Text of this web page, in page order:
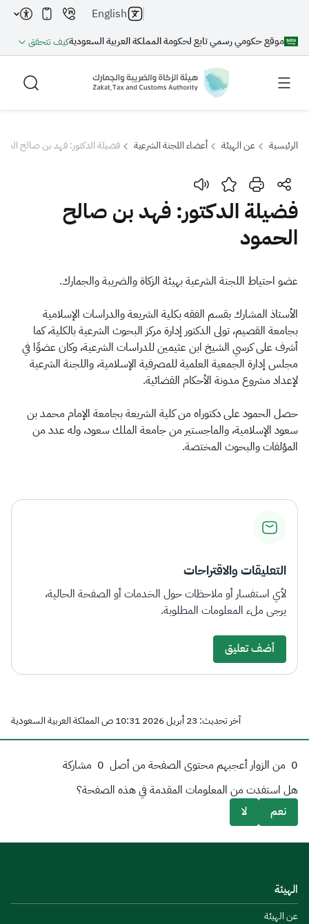
موقع حكومي رسمي تابع لحكومة المملكة العربية السعوديةكيف تتحقق
English
بحث
بحث
اقتراحات
الزكاة الجمارك
ضريبة القيمة المضافة
الإقرار الضريبي
التصرفات العقارية
الرئيسية عن الهيئة أعضاء اللجنة الشرعية فضيلة الدكتور: فهد بن صالح
فضيلة الدكتور: فهد بن صالح
الحمود
​​​​​​​عضو احتياط اللجنة الشرعية بهيئة الزكاة والضريبة والجمارك.​
الأستاذ المشارك بقسم الفقه بكلية الشريعة والدراسات الإسلامية
بجامعة القصيم، تولى الدكتور إدارة مركز البحوث الشرعية بالكلية، كما
أشرف على كرسي الشيخ ابن عثيمين للدراسات الشرعية، وكان عضوًا في
مجلس إدارة الجمعية العلمية للمصرفية الإسلامية، واللجنة الشرعية
لإعداد مشروع مدونة الأحكام القضائية.
حصل الحمود على دكتوراه من كلية الشريعة بجامعة الإمام محمد بن
سعود الإسلامية، والماجستير من جامعة الملك سعود، وله عدد من
المؤلفات والبحوث المختصة.
التعليقات والاقتراحات
لأي استفسار أو ملاحظات حول الخدمات أو الصفحة الحالية،
يرجى ملء المعلومات المطلوبة.
أضف تعليق
آخر تحديث: 23 أبريل 2026 10:31 ص المملكة العربية السعودية
0 من الزوار أعجبهم محتوى الصفحة من أصل 0 مشاركة
هل استفدت من المعلومات المقدمة في هذه الصفحة؟
نعم
لا
الهيئة
عن الهيئة